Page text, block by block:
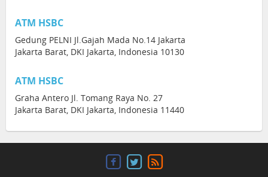
ATM HSBC
Gedung PELNI Jl.Gajah Mada No.14 Jakarta
Jakarta Barat, DKI Jakarta, Indonesia 10130
ATM HSBC
Graha Antero Jl. Tomang Raya No. 27
Jakarta Barat, DKI Jakarta, Indonesia 11440